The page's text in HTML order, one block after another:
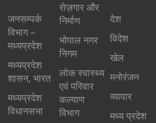
जनसम्पर्क
विभाग –
मध्यप्रदेश
मध्यप्रदेश
शासन, भारत
मध्‍यप्रदेश
विधानसभा
रोज़गार और
निर्माण
भोपाल नगर
निगम
लोक स्वास्थ्य
एवं परिवार
कल्याण
विभाग
देश
विदेश
खेल
मनोरंजन
व्यापार
मध्य प्रदेश